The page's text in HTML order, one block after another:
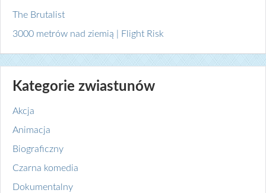
The Brutalist
3000 metrów nad ziemią | Flight Risk
Kategorie zwiastunów
Akcja
Animacja
Biograficzny
Czarna komedia
Dokumentalny